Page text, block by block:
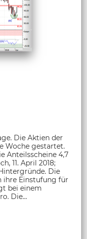
Die Aktien der
Woche gestartet.
Anteilsscheine 4,7
11. April 2018;
Die
ihre Einstufung für
bei einem
Die...